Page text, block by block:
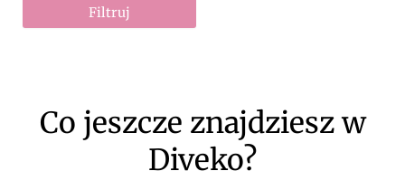
Filtruj
Co jeszcze znajdziesz w
Diveko?